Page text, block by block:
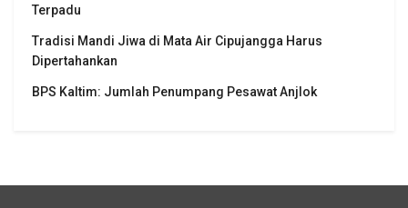
Terpadu
Tradisi Mandi Jiwa di Mata Air Cipujangga Harus
Dipertahankan
BPS Kaltim: Jumlah Penumpang Pesawat Anjlok